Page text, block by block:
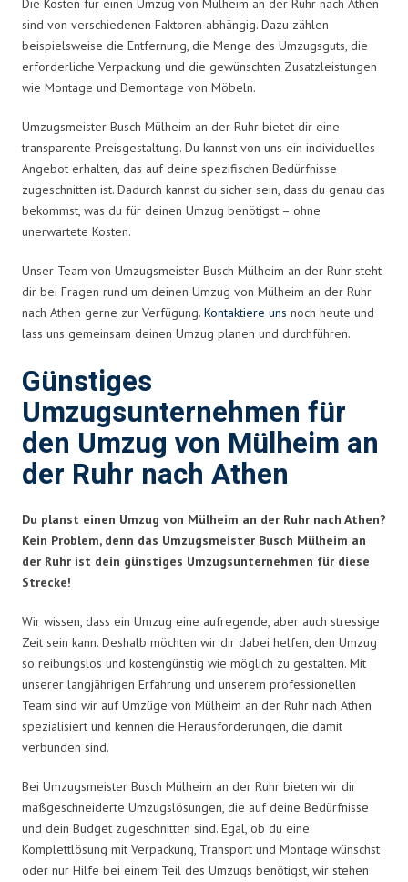
Die Kosten für einen Umzug von Mülheim an der Ruhr nach Athen
sind von verschiedenen Faktoren abhängig. Dazu zählen
beispielsweise die Entfernung, die Menge des Umzugsguts, die
erforderliche Verpackung und die gewünschten Zusatzleistungen
wie Montage und Demontage von Möbeln.
Umzugsmeister Busch Mülheim an der Ruhr bietet dir eine
transparente Preisgestaltung. Du kannst von uns ein individuelles
Angebot erhalten, das auf deine spezifischen Bedürfnisse
zugeschnitten ist. Dadurch kannst du sicher sein, dass du genau das
bekommst, was du für deinen Umzug benötigst – ohne
unerwartete Kosten.
Unser Team von Umzugsmeister Busch Mülheim an der Ruhr steht
dir bei Fragen rund um deinen Umzug von Mülheim an der Ruhr
nach Athen gerne zur Verfügung. Kontaktiere uns noch heute und
lass uns gemeinsam deinen Umzug planen und durchführen.
Günstiges
Umzugsunternehmen für
den Umzug von Mülheim an
der Ruhr nach Athen
Du planst einen Umzug von Mülheim an der Ruhr nach Athen?
Kein Problem, denn das Umzugsmeister Busch Mülheim an
der Ruhr ist dein günstiges Umzugsunternehmen für diese
Strecke!
Wir wissen, dass ein Umzug eine aufregende, aber auch stressige
Zeit sein kann. Deshalb möchten wir dir dabei helfen, den Umzug
so reibungslos und kostengünstig wie möglich zu gestalten. Mit
unserer langjährigen Erfahrung und unserem professionellen
Team sind wir auf Umzüge von Mülheim an der Ruhr nach Athen
spezialisiert und kennen die Herausforderungen, die damit
verbunden sind.
Bei Umzugsmeister Busch Mülheim an der Ruhr bieten wir dir
maßgeschneiderte Umzugslösungen, die auf deine Bedürfnisse
und dein Budget zugeschnitten sind. Egal, ob du eine
Komplettlösung mit Verpackung, Transport und Montage wünschst
oder nur Hilfe bei einem Teil des Umzugs benötigst, wir stehen